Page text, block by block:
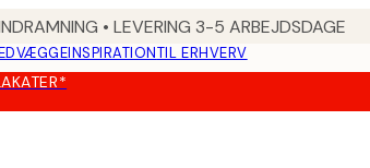
• LEVERING 3-5 ARBEJDSDAGE
INSPIRATIONTIL ERHVERV